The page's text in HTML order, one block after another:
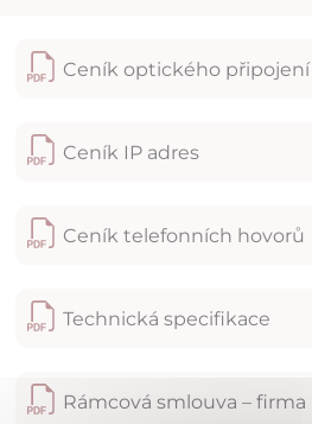
Ceník optického připojení
Ceník IP adres
Ceník telefonních hovorů
Technická specifikace
Rámcová smlouva – firma